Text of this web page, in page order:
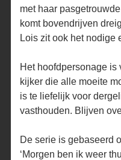
met haar
komt bovendrijven
Lois zit ook het nodige
Het hoofdpersonage is
kijker die alle moeite
is te liefelijk voor
vasthouden. Blijven
De serie is gebaseerd
‘Morgen ben ik weer